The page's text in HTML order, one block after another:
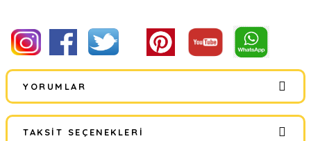
YORUMLAR
TAKSIT SEÇENEKLERI